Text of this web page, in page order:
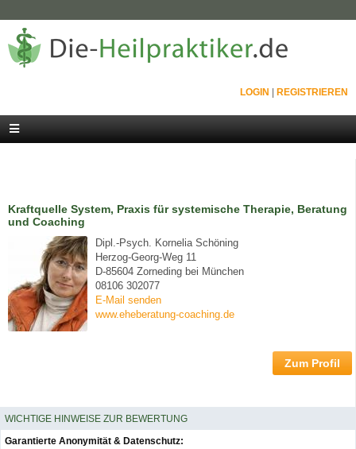
LOGIN REGISTRIEREN
Kraftquelle System, Praxis für systemische Therapie, Beratung
und Coaching
Dipl.-Psych. Kornelia Schöning
Herzog-Georg-Weg 11
D-85604 Zorneding bei München
08106 302077
E-Mail senden
www.eheberatung-coaching.de
Zum Profil
WICHTIGE HINWEISE ZUR BEWERTUNG
Garantierte Anonymität & Datenschutz: